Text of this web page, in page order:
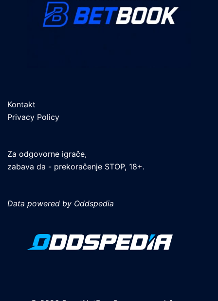
Kontakt
Privacy Policy
Za odgovorne igrače,
zabava da - prekoračenje STOP, 18+.
Data powered by Oddspedia